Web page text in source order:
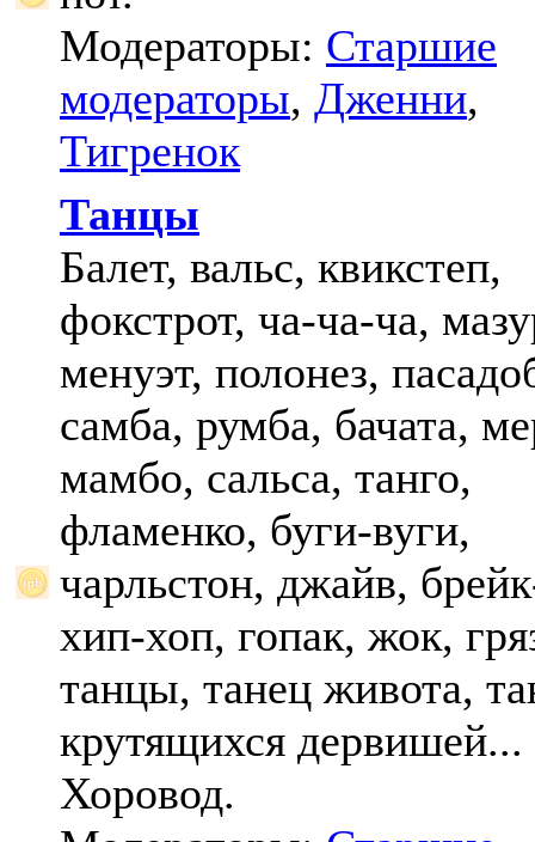
Модераторы: Старшие
модераторы, Дженни,
Тигренок
Танцы
Балет, вальс, квикстеп,
фокстрот, ча-ча-ча,
менуэт, полонез,
самба, румба, бачата,
мамбо, сальса, танго,
фламенко, буги-вуги,
чарльстон, джайв,
хип-хоп, гопак, жок,
танцы, танец живота,
крутящихся дервишей...
Хоровод.